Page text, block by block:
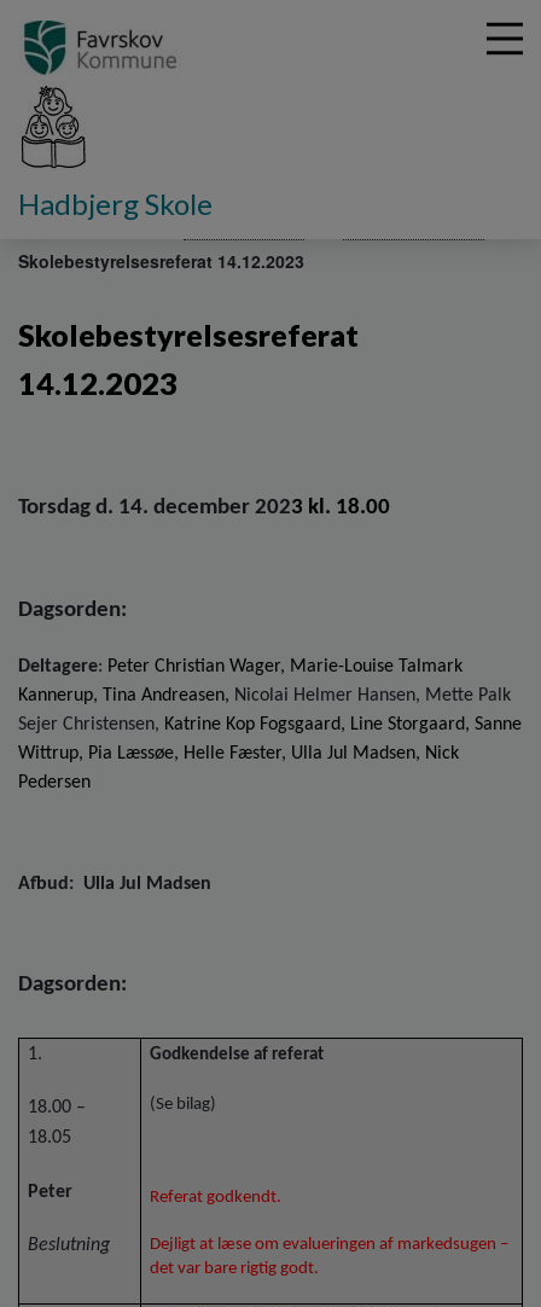
Hadbjerg Skole
Fakta om skolen
Skolebestyrelsesreferat 14.12.2023
Skolebestyrelsesreferat
14.12.2023
Torsdag d. 14. december 2023 kl. 18.00
Dagsorden:
Deltagere: Peter Christian Wager, Marie-Louise Talmark
Kannerup, Tina Andreasen, Nicolai Helmer Hansen, Mette Palk
Sejer Christensen, Katrine Kop Fogsgaard, Line Storgaard, Sanne
Wittrup, Pia Læssøe, Helle Fæster, Ulla Jul Madsen, Nick
Pedersen
Afbud: Ulla Jul Madsen
Dagsorden:
1.
18.00 –
18.05
Peter
Beslutning
Godkendelse af referat
(Se bilag)
Referat godkendt.
Dejligt at læse om evalueringen af markedsugen –
det var bare rigtig godt.